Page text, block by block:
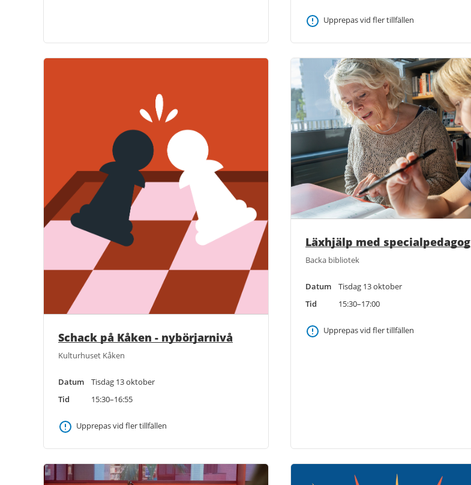
Upprepas vid fler tillfällen
Schack på Kåken - nybörjarnivå
Kulturhuset Kåken
Datum
Tisdag 13 oktober
Tid
15:30–16:55
Upprepas vid fler tillfällen
Läxhjälp med specialpedagog
Backa bibliotek
Datum
Tisdag 13 oktober
Tid
15:30–17:00
Upprepas vid fler tillfällen